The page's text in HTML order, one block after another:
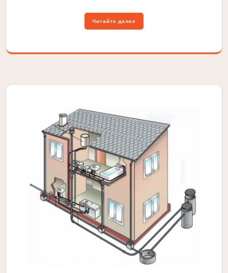
Читайте далее